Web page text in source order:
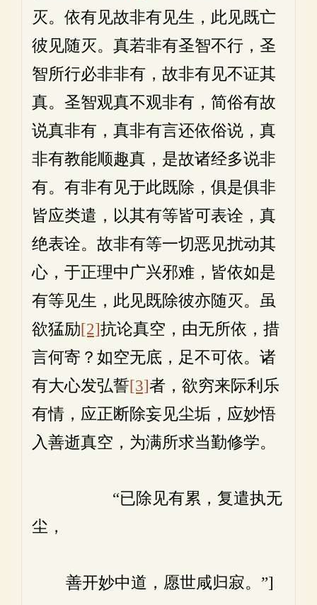
灭。依有见故非有见生，此见既亡
彼见随灭。真若非有圣智不行，圣
智所行必非非有，故非有见不证其
真。圣智观真不观非有，简俗有故
说真非有，真非有言还依俗说，真
非有教能顺趣真，是故诸经多说非
有。有非有见于此既除，俱是俱非
皆应类遣，以其有等皆可表诠，真
绝表诠。故非有等一切恶见扰动其
心，于正理中广兴邪难，皆依如是
有等见生，此见既除彼亦随灭。虽
欲猛励[2]抗论真空，由无所依，措
言何寄？如空无底，足不可依。诸
有大心发弘誓[3]者，欲穷来际利乐
有情，应正断除妄见尘垢，应妙悟
入善逝真空，为满所求当勤修学。
“已除见有累，复遣执无
尘，
善开妙中道，愿世咸归寂。”]